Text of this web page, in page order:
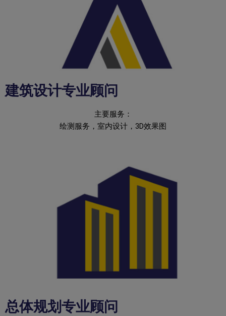
建筑设计专业顾问
主要服务：
绘测服务，室内设计，3D效果图
总体规划专业顾问